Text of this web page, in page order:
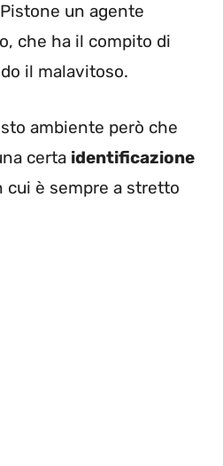
un agente
che ha il compito di
il malavitoso.
ambiente però che
certa identificazione
cui è sempre a stretto